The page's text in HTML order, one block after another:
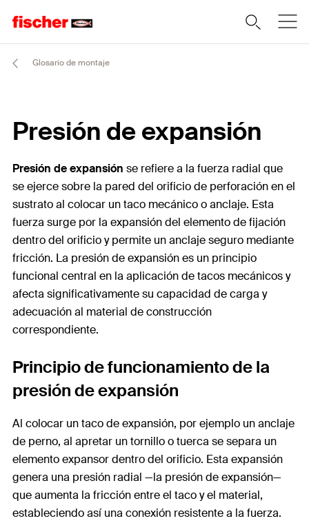
Glosario de montaje
Presión de expansión
Presión de expansión se refiere a la fuerza radial que
se ejerce sobre la pared del orificio de perforación en el
sustrato al colocar un taco mecánico o anclaje. Esta
fuerza surge por la expansión del elemento de fijación
dentro del orificio y permite un anclaje seguro mediante
fricción. La presión de expansión es un principio
funcional central en la aplicación de tacos mecánicos y
afecta significativamente su capacidad de carga y
adecuación al material de construcción
correspondiente.
Principio de funcionamiento de la
presión de expansión
Al colocar un taco de expansión, por ejemplo un anclaje
de perno, al apretar un tornillo o tuerca se separa un
elemento expansor dentro del orificio. Esta expansión
genera una presión radial —la presión de expansión—
que aumenta la fricción entre el taco y el material,
estableciendo así una conexión resistente a la fuerza.